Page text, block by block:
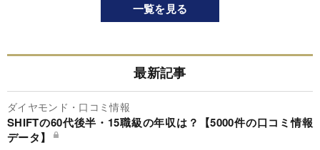
一覧を見る
最新記事
ダイヤモンド・口コミ情報
SHIFTの60代後半・15職級の年収は？【5000件の口コミ情報
データ】